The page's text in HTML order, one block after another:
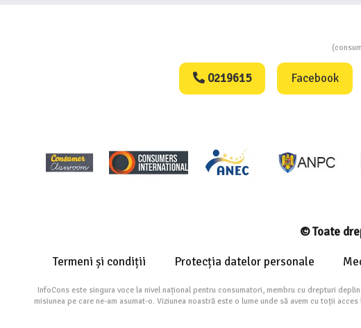
0219615 Facebook
© Toate
Termeni și condiții Protecția datelor personale
InfoCons este singura voce la nivel național pentru consumatori, membru cu drepturi
misiunea pe care ne-am asumat-o. Viziunea noastră este o lume unde să avem cu toții